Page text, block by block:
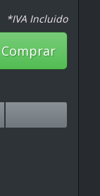
*IVA Incluido
Comprar